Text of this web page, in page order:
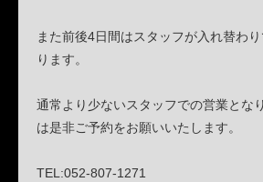
また前後4日間はスタッフが入れ替わ
ります。
通常より少ないスタッフでの営業とな
は是非ご予約をお願いいたします。
TEL:052-807-1271